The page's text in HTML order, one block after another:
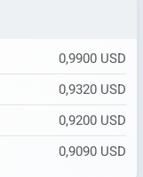
0,9900 USD
0,9320 USD
0,9200 USD
0,9090 USD